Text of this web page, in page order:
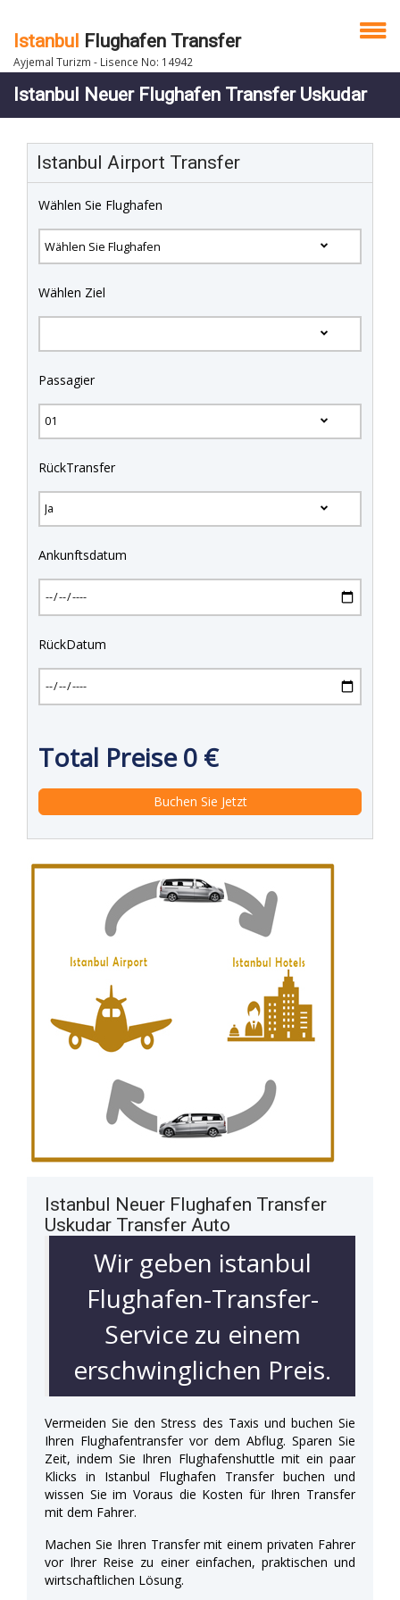
Istanbul Flughafen Transfer
Ayjemal Turizm - Lisence No: 14942
Istanbul Neuer Flughafen Transfer Uskudar
Istanbul Airport Transfer
Wählen Sie Flughafen
Wählen Ziel
Passagier
RückTransfer
Ankunftsdatum
RückDatum
Total Preise0 €
Istanbul Neuer Flughafen Transfer
Uskudar Transfer Auto
Wir geben istanbul
Flughafen-Transfer-
Service zu einem
erschwinglichen Preis.
Vermeiden Sie den Stress des Taxis und buchen Sie
Ihren Flughafentransfer vor dem Abflug. Sparen Sie
Zeit, indem Sie Ihren Flughafenshuttle mit ein paar
Klicks in Istanbul Flughafen Transfer buchen und
wissen Sie im Voraus die Kosten für Ihren Transfer
mit dem Fahrer.
Machen Sie Ihren Transfer mit einem privaten Fahrer
vor Ihrer Reise zu einer einfachen, praktischen und
wirtschaftlichen Lösung.